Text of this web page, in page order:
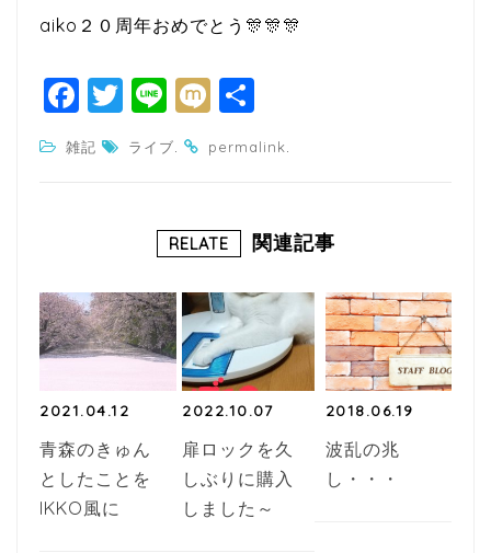
aiko２０周年おめでとう🎊🎊🎊
F
a
c
o
k
T
w
itt
Li
n
e
M
有
雑記 ライブ. permalink.
RELATE 関連記事
2021.04.12
青森のきゅん
としたことを
IKKO風に
2022.10.07
扉ロックを久
しぶりに購入
しました～
2018.06.19
波乱の兆
し・・・